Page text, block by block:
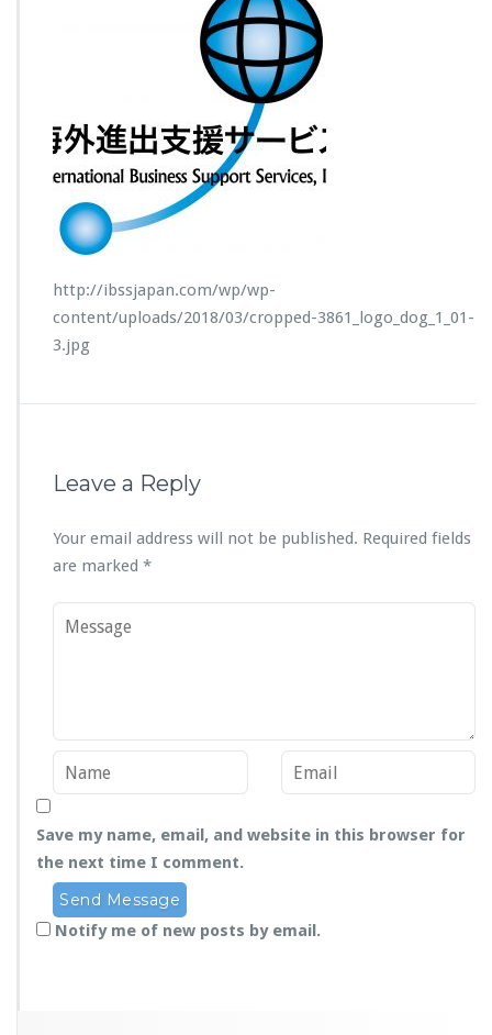
http://ibssjapan.com/wp/wp-
content/uploads/2018/03/cropped-3861_logo_dog_1_01-
3.jpg
Leave a Reply
Your email address will not be published. Required fields
are marked *
Save my name, email, and website in this browser for
the next time I comment.
Notify me of new posts by email.